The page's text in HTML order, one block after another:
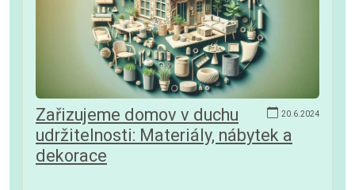
20.6.2024
Zařizujeme domov v duchu
udržitelnosti: Materiály, nábytek a
dekorace